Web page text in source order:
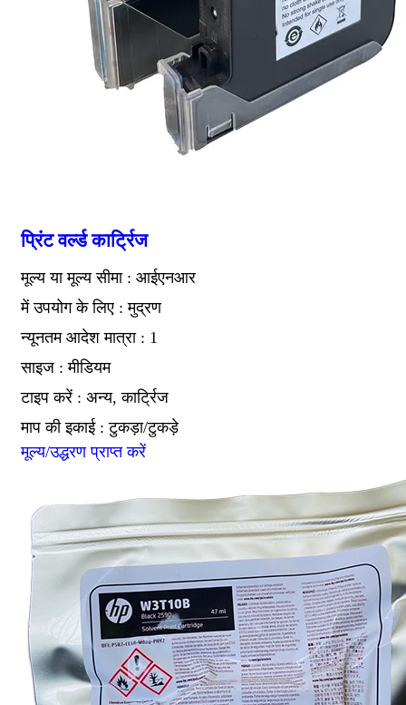
प्रिंट वर्ल्ड कार्ट्रिज
मूल्य या मूल्य सीमा : आईएनआर
में उपयोग के लिए : मुद्रण
न्यूनतम आदेश मात्रा : 1
साइज : मीडियम
टाइप करें : अन्य, कार्ट्रिज
माप की इकाई : टुकड़ा/टुकड़े
मूल्य/उद्धरण प्राप्त करें